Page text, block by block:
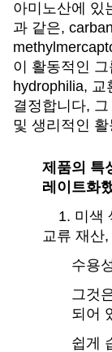
아미노산에 있
과 같은,
이 활동적인
hydrophilia,
결정합니다,
및 생리적인
제품의 특
레이트화
1. 미색
교류 재산
수용
그것
되어
쉽게